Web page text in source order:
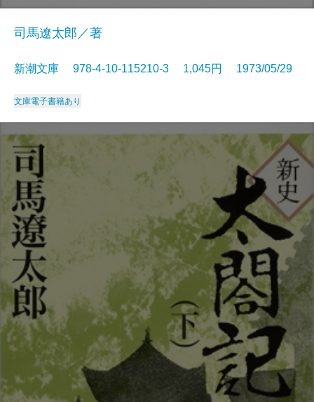
司馬遼太郎／著
新潮文庫 978-4-10-115210-3 1,045円 1973/05/29
文庫電子書籍あり